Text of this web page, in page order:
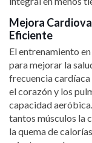
Mejora
Eficiente
El entrenamiento
para mejorar la
frecuencia
el corazón y los
capacidad
tantos músculos la
la quema de